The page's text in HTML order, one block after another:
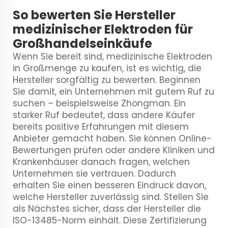
So bewerten Sie Hersteller
medizinischer Elektroden für
Großhandelseinkäufe
Wenn Sie bereit sind, medizinische Elektroden
in Großmenge zu kaufen, ist es wichtig, die
Hersteller sorgfältig zu bewerten. Beginnen
Sie damit, ein Unternehmen mit gutem Ruf zu
suchen – beispielsweise Zhongman. Ein
starker Ruf bedeutet, dass andere Käufer
bereits positive Erfahrungen mit diesem
Anbieter gemacht haben. Sie können Online-
Bewertungen prüfen oder andere Kliniken und
Krankenhäuser danach fragen, welchen
Unternehmen sie vertrauen. Dadurch
erhalten Sie einen besseren Eindruck davon,
welche Hersteller zuverlässig sind. Stellen Sie
als Nächstes sicher, dass der Hersteller die
ISO-13485-Norm einhält. Diese Zertifizierung